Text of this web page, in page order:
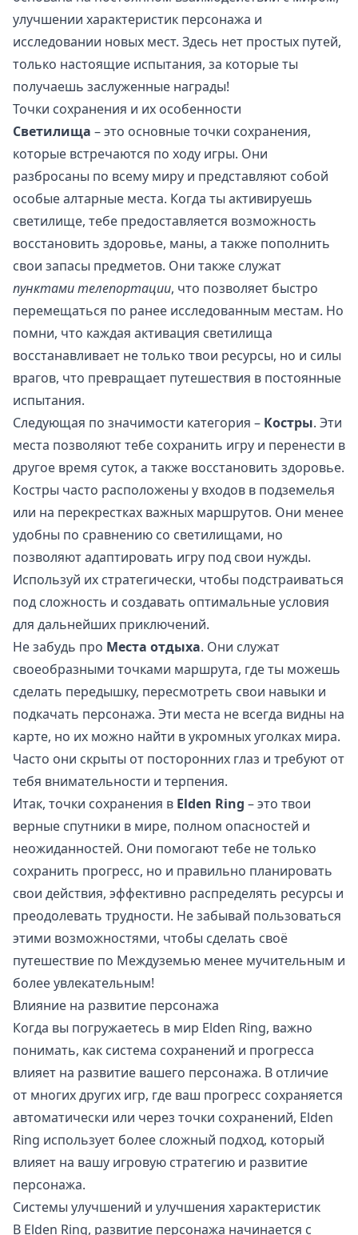
улучшении характеристик персонажа и
исследовании новых мест. Здесь нет простых путей,
только настоящие испытания, за которые ты
получаешь заслуженные награды!
Точки сохранения и их особенности
Светилища – это основные точки сохранения,
которые встречаются по ходу игры. Они
разбросаны по всему миру и представляют собой
особые алтарные места. Когда ты активируешь
светилище, тебе предоставляется возможность
восстановить здоровье, маны, а также пополнить
свои запасы предметов. Они также служат
пунктами телепортации, что позволяет быстро
перемещаться по ранее исследованным местам. Но
помни, что каждая активация светилища
восстанавливает не только твои ресурсы, но и силы
врагов, что превращает путешествия в постоянные
испытания.
Следующая по значимости категория – Костры. Эти
места позволяют тебе сохранить игру и перенести в
другое время суток, а также восстановить здоровье.
Костры часто расположены у входов в подземелья
или на перекрестках важных маршрутов. Они менее
удобны по сравнению со светилищами, но
позволяют адаптировать игру под свои нужды.
Используй их стратегически, чтобы подстраиваться
под сложность и создавать оптимальные условия
для дальнейших приключений.
Не забудь про Места отдыха. Они служат
своеобразными точками маршрута, где ты можешь
сделать передышку, пересмотреть свои навыки и
подкачать персонажа. Эти места не всегда видны на
карте, но их можно найти в укромных уголках мира.
Часто они скрыты от посторонних глаз и требуют от
тебя внимательности и терпения.
Итак, точки сохранения в Elden Ring – это твои
верные спутники в мире, полном опасностей и
неожиданностей. Они помогают тебе не только
сохранить прогресс, но и правильно планировать
свои действия, эффективно распределять ресурсы и
преодолевать трудности. Не забывай пользоваться
этими возможностями, чтобы сделать своё
путешествие по Междуземью менее мучительным и
более увлекательным!
Влияние на развитие персонажа
Когда вы погружаетесь в мир Elden Ring, важно
понимать, как система сохранений и прогресса
влияет на развитие вашего персонажа. В отличие
от многих других игр, где ваш прогресс сохраняется
автоматически или через точки сохранений, Elden
Ring использует более сложный подход, который
влияет на вашу игровую стратегию и развитие
персонажа.
Системы улучшений и улучшения характеристик
В Elden Ring, развитие персонажа начинается с